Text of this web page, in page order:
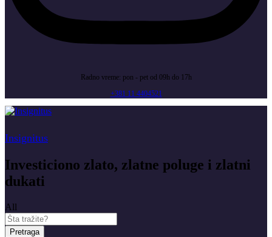
Radno vreme: pon - pet od 09h do 17h
+381 11 4404521
Insignitus
Investiciono zlato, zlatne poluge i zlatni
dukati
All
Pretraga